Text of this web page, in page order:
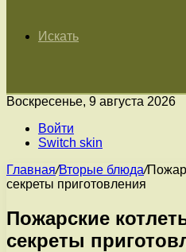
Искать
Воскресенье, 9 августа 2026
Войти
Switch skin
Главная/Вторые блюда/
секреты приготовления
Пожарские
секреты